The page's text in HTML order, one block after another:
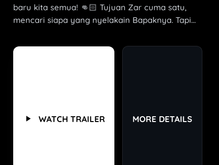
baru kita semua! 👊🏻 Tujuan Zar cuma satu,
mencari siapa yang nyelakain Bapaknya. Tapi
menyerah. Kata Zar babak belur dikit gapapa,
WATCH TRAILER MORE DETAILS